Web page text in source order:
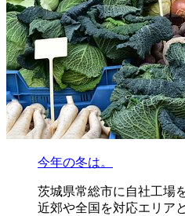
今年の冬は。
茨城県常総市に自社工場
近郊や全国を対応エリア